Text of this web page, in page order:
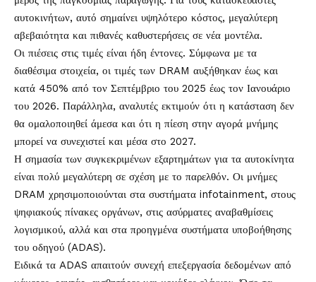
αυτοκινήτων, αυτό σημαίνει υψηλότερο κόστος, μεγαλύτερη
αβεβαιότητα και πιθανές καθυστερήσεις σε νέα μοντέλα.
Οι πιέσεις στις τιμές είναι ήδη έντονες. Σύμφωνα με τα
διαθέσιμα στοιχεία, οι τιμές των DRAM αυξήθηκαν έως και
κατά 450% από τον Σεπτέμβριο του 2025 έως τον Ιανουάριο
του 2026. Παράλληλα, αναλυτές εκτιμούν ότι η κατάσταση δεν
θα ομαλοποιηθεί άμεσα και ότι η πίεση στην αγορά μνήμης
μπορεί να συνεχιστεί και μέσα στο 2027.
Η σημασία των συγκεκριμένων εξαρτημάτων για τα αυτοκίνητα
είναι πολύ μεγαλύτερη σε σχέση με το παρελθόν. Οι μνήμες
DRAM χρησιμοποιούνται στα συστήματα infotainment, στους
ψηφιακούς πίνακες οργάνων, στις ασύρματες αναβαθμίσεις
λογισμικού, αλλά και στα προηγμένα συστήματα υποβοήθησης
του οδηγού (ADAS).
Ειδικά τα ADAS απαιτούν συνεχή επεξεργασία δεδομένων από